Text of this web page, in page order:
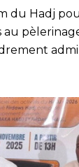
du Hadj